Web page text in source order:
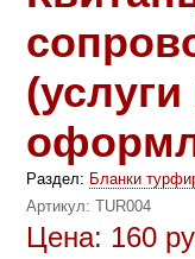
Раздел: Бланки
Артикул:TUR004
Цена: 160